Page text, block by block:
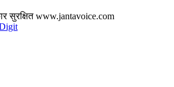
सुरक्षित www.jantavoice.com